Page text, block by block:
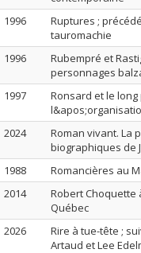
1996
Ruptures ;
tauromachie
1996
Rubempré et
personnages
1997
Ronsard et le
2024
Roman vivant. La
biographiques de
1988
Romancières au
2014
Robert Choquette
Québec
2026
Rire à tue-tête ;
Artaud et Lee